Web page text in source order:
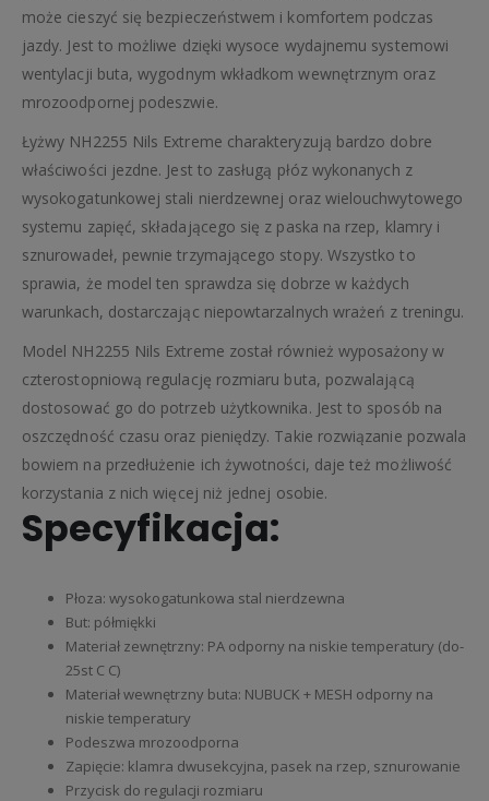
może cieszyć się bezpieczeństwem i komfortem podczas
jazdy. Jest to możliwe dzięki wysoce wydajnemu systemowi
wentylacji buta, wygodnym wkładkom wewnętrznym oraz
mrozoodpornej podeszwie.
Łyżwy NH2255 Nils Extreme charakteryzują bardzo dobre
właściwości jezdne. Jest to zasługą płóz wykonanych z
wysokogatunkowej stali nierdzewnej oraz wielouchwytowego
systemu zapięć, składającego się z paska na rzep, klamry i
sznurowadeł, pewnie trzymającego stopy. Wszystko to
sprawia, że model ten sprawdza się dobrze w każdych
warunkach, dostarczając niepowtarzalnych wrażeń z treningu.
Model NH2255 Nils Extreme został również wyposażony w
czterostopniową regulację rozmiaru buta, pozwalającą
dostosować go do potrzeb użytkownika. Jest to sposób na
oszczędność czasu oraz pieniędzy. Takie rozwiązanie pozwala
bowiem na przedłużenie ich żywotności, daje też możliwość
korzystania z nich więcej niż jednej osobie.
Specyfikacja:
Płoza: wysokogatunkowa stal nierdzewna
But: półmiękki
Materiał zewnętrzny: PA odporny na niskie temperatury (do-
25st C C)
Materiał wewnętrzny buta: NUBUCK + MESH odporny na
niskie temperatury
Podeszwa mrozoodporna
Zapięcie: klamra dwusekcyjna, pasek na rzep, sznurowanie
Przycisk do regulacji rozmiaru